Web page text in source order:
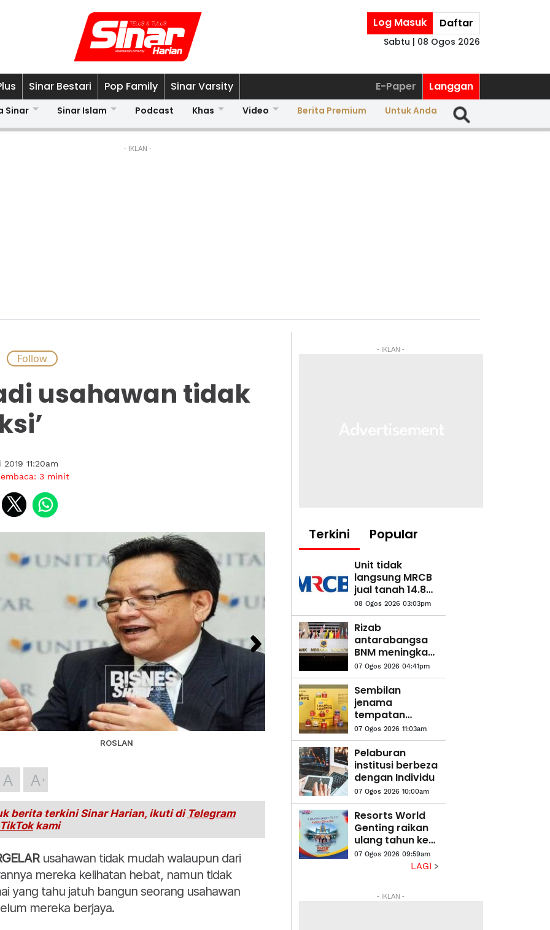
Log Masuk Daftar
Sabtu | 08 Ogos 2026
Sinar Bestari Pop Family Sinar Varsity E-Paper Langgan
Sinar Sinar Islam Podcast Khas Video Berita Premium Untuk Anda
- IKLAN -
usahawan tidak
11:20am
3minit
ROSLAN
Kira-kira 350 penuntut Unitar daripada pelbagai jurusan dari
peringkat asasi hingga sarjana hadir pada forum Young
Entrepreneur: A Journey to Success di Unitar di Petaling Jaya baru-
baru ini.
A A
berita terkini Sinar Harian, ikuti di Telegram
TikTokkami
usahawan tidak mudah walaupun dari
mereka kelihatan hebat, namun tidak
yang tahu jatuh bangun seorang usahawan
mereka berjaya.
- IKLAN -
Terkini Popular
Unit tidak
langsung MRCB
jual tanah 14.83
hektar di
Cyberjaya pada
RM419.05 juta
08 Ogos 2026 03:03pm
Rizab
antarabangsa
BNM meningkat
kepada AS$132.1
bilion
07 Ogos 2026 04:41pm
Sembilan
jenama
tempatan
diolah jadi
perisa aiskrim
edisi terhad
Inside Scoop
07 Ogos 2026 11:03am
Pelaburan
institusi berbeza
dengan Individu
07 Ogos 2026 10:00am
Resorts World
Genting raikan
ulang tahun ke-
61 dengan tiket
Merdeka RM38
07 Ogos 2026 09:59am
LAGI
- IKLAN -